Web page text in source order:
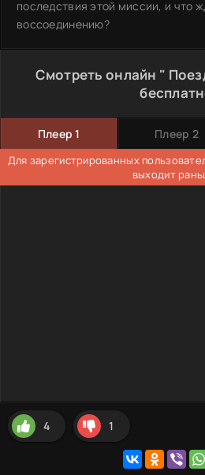
последствия этой миссии, и что
воссоединению?
Смотреть онлайн "
Плеер 1 Плеер 2
Для зарегистрированных
выходит
4 1